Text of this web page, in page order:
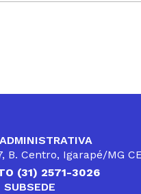
B. Centro, Igarapé/MG
(31) 2571-3026
SUBSEDE